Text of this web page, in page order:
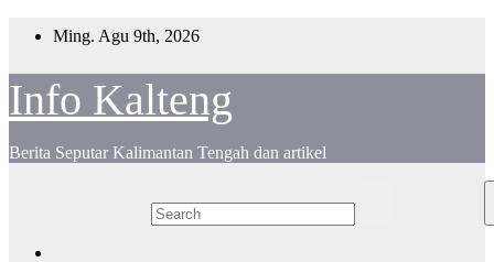
Ming. Agu 9th, 2026
Info Kalteng
Berita Seputar Kalimantan Tengah dan artikel